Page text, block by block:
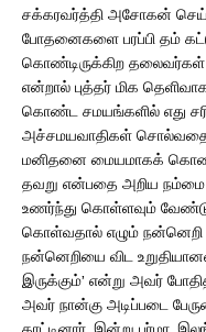
சக்கரவர்த்தி அசோகன்
போதனைகளை பரப்பி தம்
கொண்டிருக்கிற
என்றால் புத்தர் மிக
கொண்ட சமயங்களில் எது
அச்சமயவாதிகள்
மனிதனை மையமாகக்
தவறு என்பதை அறிய நம்மை
உணர்ந்து கொள்ளவும்
கொள்வதால் எழும் நன்னெறி
நன்னெறியை விட
இருக்கும்’ என்று அவர்
அவர் நான்கு அடிப்படை